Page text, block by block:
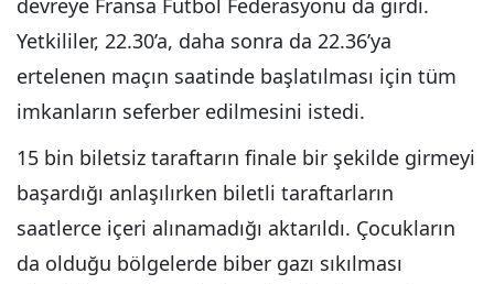
devreye Fransa Futbol Federasyonu da girdi.
Yetkililer, 22.30’a, daha sonra da 22.36’ya
ertelenen maçın saatinde başlatılması için tüm
imkanların seferber edilmesini istedi.
15 bin biletsiz taraftarın finale bir şekilde girmeyi
başardığı anlaşılırken biletli taraftarların
saatlerce içeri alınamadığı aktarıldı. Çocukların
da olduğu bölgelerde biber gazı sıkılması